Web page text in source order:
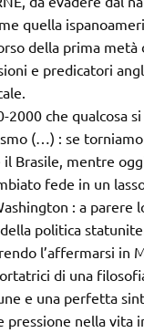
quella
della prima
e predicatori
2000 che qualcosa
(…) : se
il Brasile, mentre
fede in un
: a parere
politica
l’affermarsi in
di una
e una perfetta
pressione nella vita